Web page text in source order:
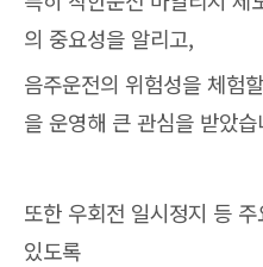
의 중요성을 알리고,
음주운전의 위험성을 체험
을 운영해 큰 관심을 받았습
또한 우회전 일시정지 등
있도록